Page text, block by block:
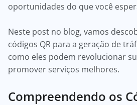
oportunidades do que você
Neste post no blog, vamos
códigos QR para a geração de
como eles podem revolucionar
promover serviços melhores.
Compreendendo os